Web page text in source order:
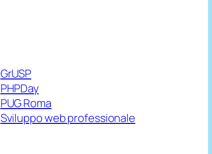
GrUSP
PHPDay
PUG Roma
Sviluppo web professionale